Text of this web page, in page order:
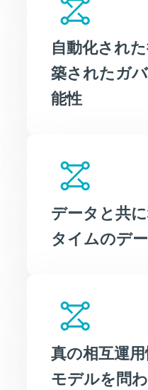
自動化され
築されたガ
能性
データと共
タイムのデ
真の相互運
モデルを問